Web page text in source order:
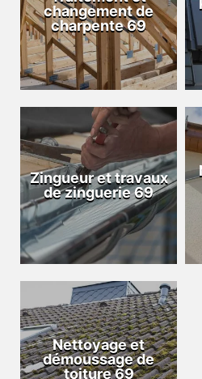
changement de
charpente 69
Zingueur et travaux
de zinguerie 69
Nettoyage et
démoussage de
toiture 69